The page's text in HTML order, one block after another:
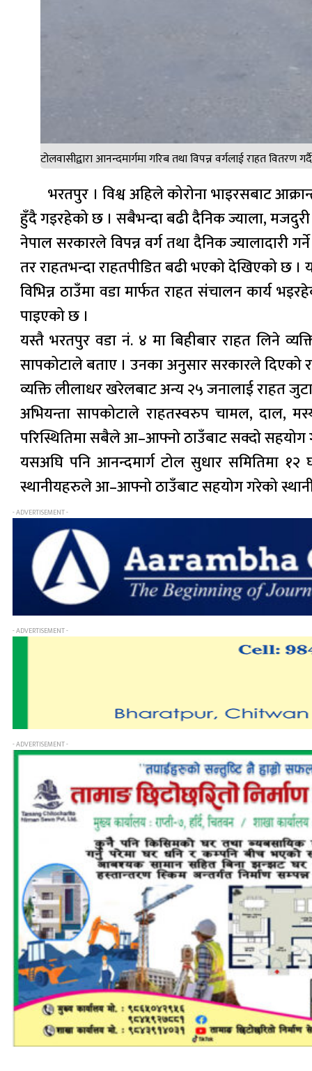
टोलवासीद्वारा आनन्दमार्गमा गरिब तथा विपन्न वर्गलाई राहत वितरण
भरतपुर । विश्व अहिले कोरोना भाइरसबाट
हुँदै गइरहेको छ । सबैभन्दा बढी दैनिक ज्याला,
नेपाल सरकारले विपन्न वर्ग तथा दैनिक ज्यालादारी
तर राहतभन्दा राहतपीडित बढी भएको देखिएको छ
विभिन्न ठाउँमा वडा मार्फत राहत संचालन कार्य
पाइएको छ ।
यस्तै भरतपुर वडा नं. ४ मा बिहीबार राहत लिने
सापकोटाले बताए । उनका अनुसार सरकारले
व्यक्ति लीलाधर खरेलबाट अन्य २५ जनालाई राहत
अभियन्ता सापकोटाले राहतस्वरुप चामल, दाल,
परिस्थितिमा सबैले आ–आफ्नो ठाउँबाट सक्दो
यसअघि पनि आनन्दमार्ग टोल सुधार समितिमा
स्थानीयहरुले आ–आफ्नो ठाउँबाट सहयोग गरेको
- ADVERTISEMENT -
- ADVERTISEMENT -
- ADVERTISEMENT -